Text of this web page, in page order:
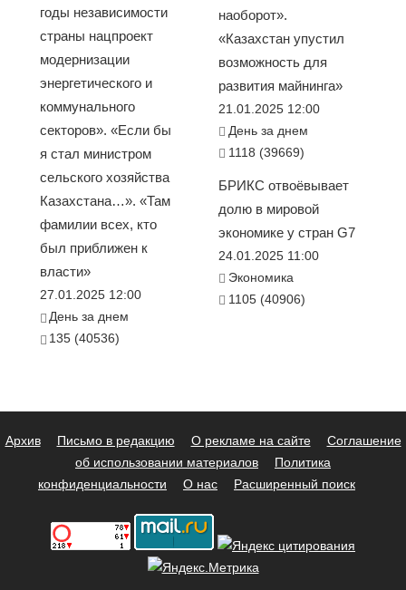
годы независимости
страны нацпроект
модернизации
энергетического и
коммунального
секторов». «Если бы
я стал министром
сельского хозяйства
Казахстана…». «Там
фамилии всех, кто
был приближен к
власти»
27.01.2025 12:00
День за днем
135 (40536)
наоборот».
«Казахстан упустил
возможность для
развития майнинга»
21.01.2025 12:00
День за днем
1118 (39669)
БРИКС отвоёвывает
долю в мировой
экономике у стран G7
24.01.2025 11:00
Экономика
1105 (40906)
Архив Письмо в редакцию О рекламе на сайте
Соглашение
об использовании материалов
Политика
конфиденциальности
О нас Расширенный поиск